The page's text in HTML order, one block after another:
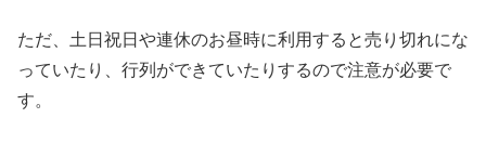
ただ、土日祝日や連休のお昼時に利用すると売り切れにな
っていたり、行列ができていたりするので注意が必要で
す。